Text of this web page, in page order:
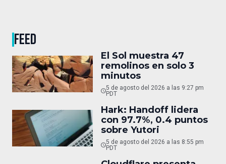
FEED
El Sol muestra 47
remolinos en solo 3
minutos
5 de agosto del 2026 a las 9:27 pm
PDT
Hark: Handoff lidera
con 97.7%, 0.4 puntos
sobre Yutori
5 de agosto del 2026 a las 8:55 pm
PDT